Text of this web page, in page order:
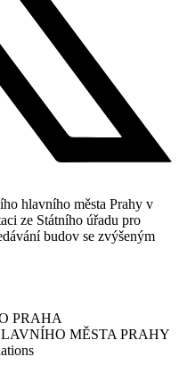
hlavního města Prahy v
ze Státního úřadu pro
budov se zvýšeným
PRAHA
MĚSTA PRAHY